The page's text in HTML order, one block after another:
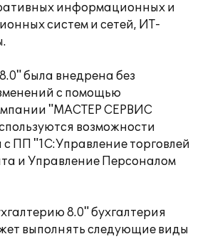
информационных и
систем и сетей, ИТ-
была внедрена без
с помощью
"МАСТЕР СЕРВИС
возможности
ПП "1С:Управление торговлей
и Управление Персоналом
8.0" бухгалтерия
выполнять следующие виды